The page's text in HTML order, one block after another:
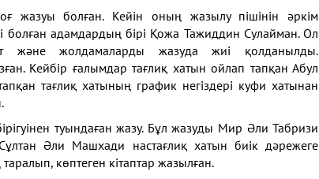
жазуы болған. Кейін оның жазылу пішінін әркім
болған адамдардың бірі Қожа Тажиддин Сулайман. Ол
және жолдамаларды жазуда жиі қолданылды.
Кейбір ғалымдар тағлиқ хатын ойлап тапқан Абул
тағлиқ хатының график негіздері куфи хатынан
туындаған жазу. Бұл жазуды Мир Әли Табризи
Әли Машхади настағлиқ хатын биікдәрежеге
таралып, көптеген кітаптар жазылған.